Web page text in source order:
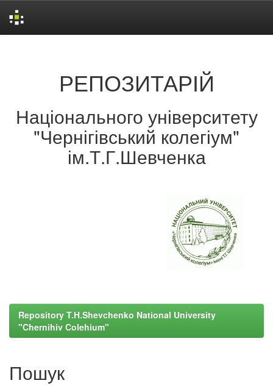
РЕПОЗИТАРІЙ
Національного університету
"Чернігівський колегіум"
ім.Т.Г.Шевченка
Repository T.H.Shevchenko National University
"Chernihiv Colehium"
Пошук